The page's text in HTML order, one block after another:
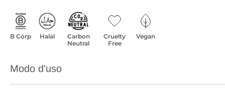
toluene, DBP, formaldeide, resina di formaldeide,
parabeni, profumi, ftalati, né ingredienti testati o
trifenilfosfato o xilene.
B Corp Halal
Carbon
Neutral
Cruelty
Free
Vegan
Modo d'uso